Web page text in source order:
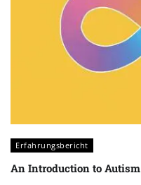
Erfahrungsbericht
An Introduction to Autism